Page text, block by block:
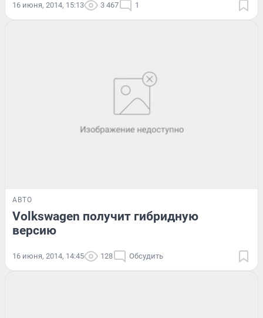
16 июня, 2014, 15:13 3 467 1
АВТО
Volkswagen получит гибридную
версию
16 июня, 2014, 14:45 128 Обсудить